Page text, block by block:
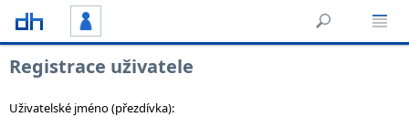
Registrace uživatele
Uživatelské jméno (přezdívka):